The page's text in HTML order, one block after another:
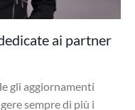
ai partner
gli aggiornamenti
sempre di più i